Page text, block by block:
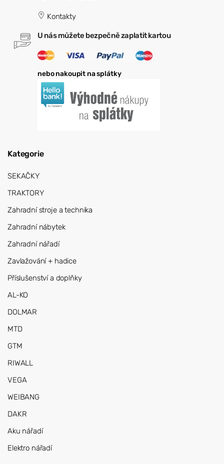
Kontakty
U nás můžete bezpečně zaplatit kartou
nebo nakoupit na splátky
Kategorie
SEKAČKY
TRAKTORY
Zahradní stroje a technika
Zahradní nábytek
Zahradní nářadí
Zavlažování + hadice
Příslušenství a doplňky
AL-KO
DOLMAR
MTD
GTM
RIWALL
VEGA
WEIBANG
DAKR
Aku nářadí
Elektro nářadí